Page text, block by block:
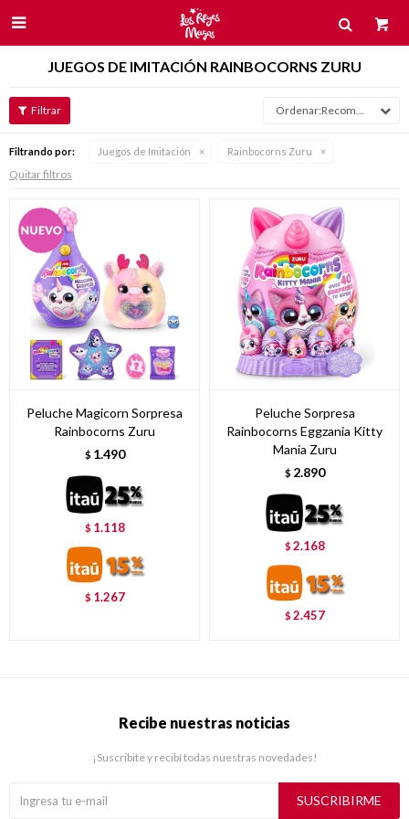

JUEGOS DE IMITACIÓN RAINBOCORNS ZURU
Recomendados
Filtrando por: Juegos de Imitación Rainbocorns Zuru
Quitar filtros
Peluche Magicorn Sorpresa
Rainbocorns Zuru
$ 1.490
$ 1.118
$ 1.267
Peluche Sorpresa
Rainbocorns Eggzania Kitty
Mania Zuru
$ 2.890
$2.168
$2.457
Recibe nuestras noticias
¡Suscribite y recibí todas nuestras novedades!
SUSCRIBIRME